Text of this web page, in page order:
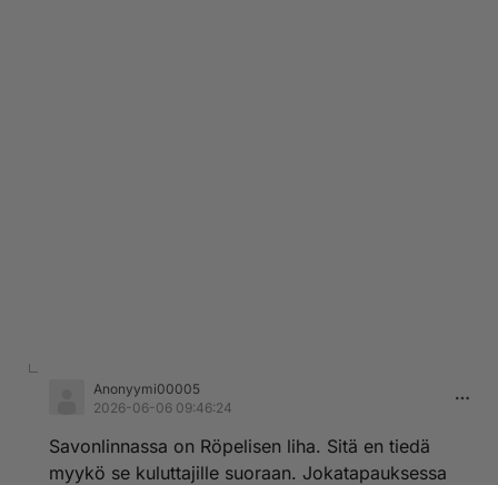
Anonyymi00005
2026-06-06 09:46:24
Savonlinnassa on Röpelisen liha. Sitä en tiedä
myykö se kuluttajille suoraan. Jokatapauksessa